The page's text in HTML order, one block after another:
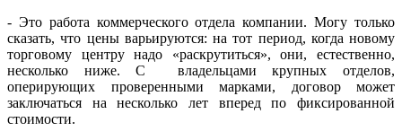
- Это работа коммерческого отдела компании. Могу только
сказать, что цены варьируются: на тот период, когда новому
торговому центру надо «раскрутиться», они, естественно,
несколько ниже. С владельцами крупных отделов,
оперирующих проверенными марками, договор может
заключаться на несколько лет вперед по фиксированной
стоимости.